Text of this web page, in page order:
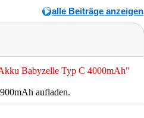
alle Beiträge anzeigen
Babyzelle Typ C 4000mAh"
aufladen.